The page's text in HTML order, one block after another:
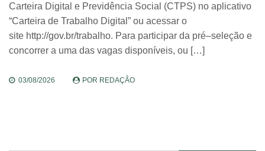
Carteira Digital e Previdência Social (CTPS) no aplicativo
“Carteira de Trabalho Digital” ou acessar o
site http://gov.br/trabalho. Para participar da pré–seleção e
concorrer a uma das vagas disponíveis, ou […]
03/08/2026 POR REDAÇÃO